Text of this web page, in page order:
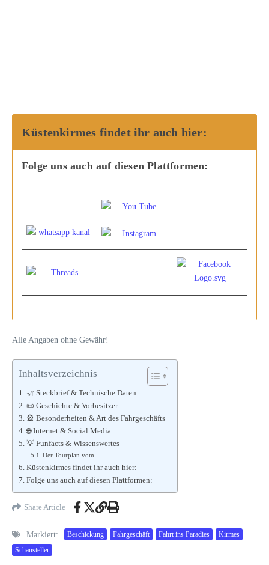
Küstenkirmes findet ihr auch hier:
Folge uns auch auf diesen Plattformen:
Alle Angaben ohne Gewähr!
Inhaltsverzeichnis
🎢 Steckbrief & Technische Daten
📜 Geschichte & Vorbesitzer
🎡 Besonderheiten & Art des Fahrgeschäfts
🌐 Internet & Social Media
💡 Funfacts & Wissenswertes
Der Tourplan vom
Küstenkirmes findet ihr auch hier:
Folge uns auch auf diesen Plattformen:
Share Article
Markiert: Beschickung Fahrgeschäft Fahrt ins Paradies
Kirmes
Schausteller